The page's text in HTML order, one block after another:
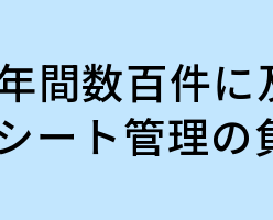
間数百件
ート管理